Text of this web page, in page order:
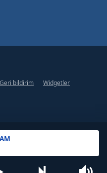
Geri bildirim
Widgetler